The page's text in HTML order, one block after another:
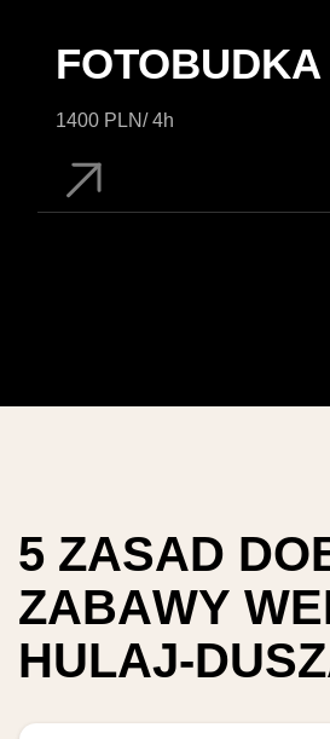
FOTOBUDKA
1400 PLN/ 4h
5 ZASAD DO
ZABAWY WE
HULAJ-DUSZ